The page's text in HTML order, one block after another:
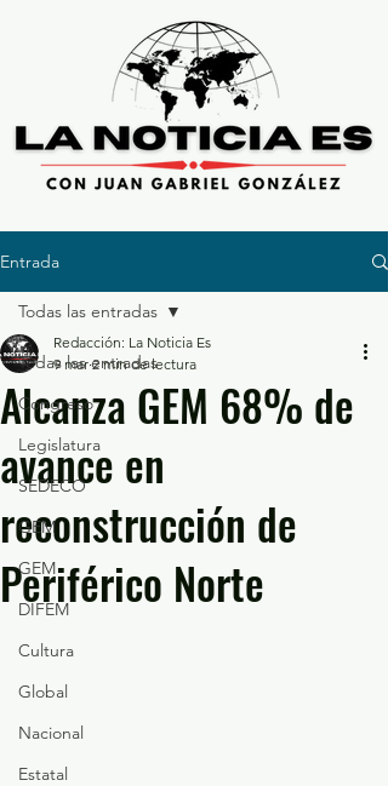
Entrada
Todas las entradas
Congreso
Legislatura
SEDECO
GEM
GEM
DIFEM
Cultura
Global
Nacional
Estatal
Todas las entradas
Alcanza GEM 68% de
avance en
reconstrucción de
Periférico Norte
Redacción: La Noticia Es
9 mar 2 min de lectura